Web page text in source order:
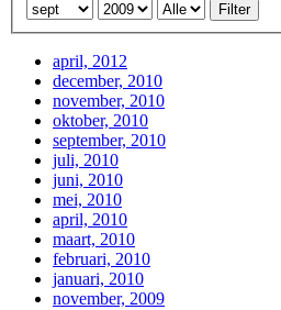
Filter
april, 2012
december, 2010
november, 2010
oktober, 2010
september, 2010
juli, 2010
juni, 2010
mei, 2010
april, 2010
maart, 2010
februari, 2010
januari, 2010
november, 2009